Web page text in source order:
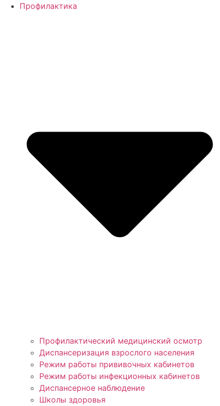
Профилактика
Профилактический медицинский осмотр
Диспансеризация взрослого населения
Режим работы прививочных кабинетов
Режим работы инфекционных кабинетов
Диспансерное наблюдение
Школы здоровья